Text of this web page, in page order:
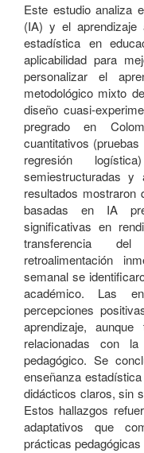
Este estudio analiza
(IA) y el aprendizaje
estadística en
aplicabilidad para
personalizar el
metodológico mixto
diseño cuasi-
pregrado en
cuantitativos
regresión
semiestructuradas
resultados mostraron
basadas en IA
significativas en
transferencia
retroalimentación
semanal se
académico. Las
percepciones
aprendizaje,
relacionadas con
pedagógico. Se
enseñanza
didácticos claros, sin
Estos hallazgos
adaptativos que
prácticas